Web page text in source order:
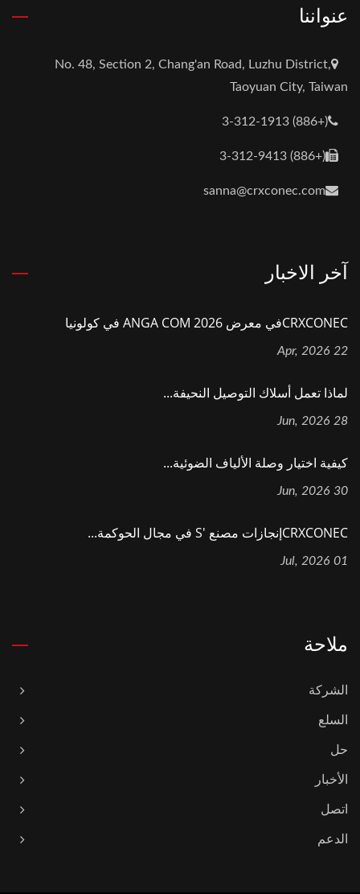
عنواننا
No. 48, Section 2, Chang'an Road, Luzhu District,
Taoyuan City, Taiwan
(+886) 3-312-1913
(+886) 3-312-9413
sanna@crxconec.com
آخر الاخبار
CRXCONECفي معرض ANGA COM 2026 في كولونيا
22 Apr, 2026
لماذا تعمل أسلاك التوصيل النحيفة...
28 Jun, 2026
كيفية اختيار وصلة الألياف الضوئية...
30 Jun, 2026
CRXCONECإنجازات مصنع 's في مجال الحوكمة...
01 Jul, 2026
ملاحة
الشركة
السلع
حل
الأخبار
اتصل
الدعم